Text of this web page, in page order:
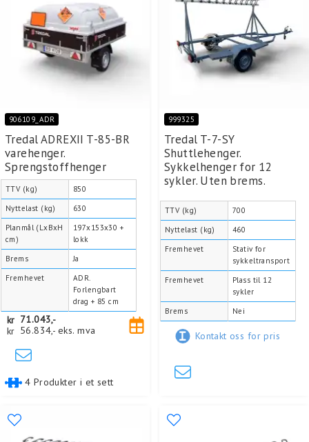
906109_ADR
Tredal ADREXII T-85-BR
varehenger.
Sprengstoffhenger
TTV (kg)
850
Nyttelast (kg)
630
Planmål (LxBxH
cm)
197x153x30 +
lokk
Brems
Ja
Fremhevet
ADR.
Forlengbart
drag + 85 cm
kr 71.043,-
kr 56.834,- eks. mva
4 Produkter i et sett
999325
Tredal T-7-SY
Shuttlehenger.
Sykkelhenger for 12
sykler. Uten brems.
TTV (kg)
700
Nyttelast (kg)
460
Fremhevet
Stativ for
sykkeltransport
Fremhevet
Plass til 12
sykler
Brems
Nei
Kontakt oss for pris